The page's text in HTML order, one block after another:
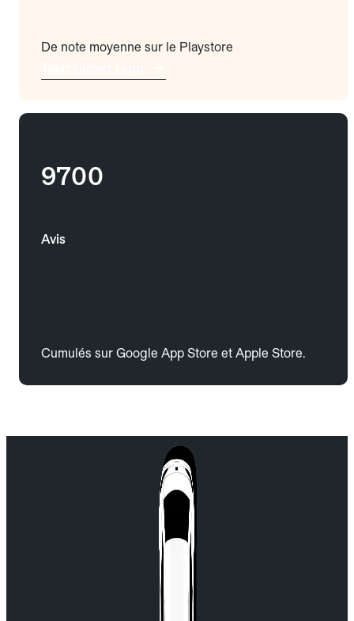
De note moyenne sur le Playstore
9700
Avis
Cumulés sur Google App Store et Apple Store.